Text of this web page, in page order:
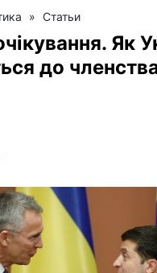
» Статьи
Як
до